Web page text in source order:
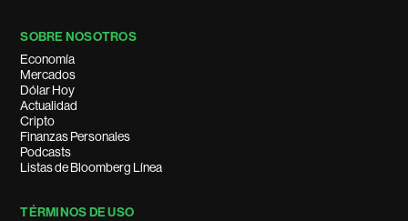
SOBRE NOSOTROS
Economía
Mercados
Dólar Hoy
Actualidad
Cripto
Finanzas Personales
Podcasts
Listas de Bloomberg Línea
TÉRMINOS DE USO